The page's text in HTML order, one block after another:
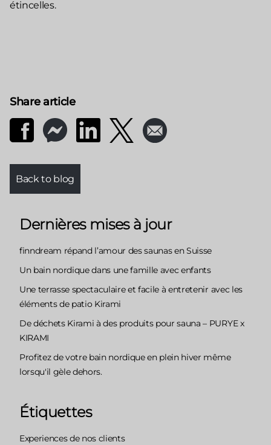
étincelles.
Share article
Back to blog
Dernières mises à jour
finndream répand l’amour des saunas en Suisse
Un bain nordique dans une famille avec enfants
Une terrasse spectaculaire et facile à entretenir avec les
éléments de patio Kirami
De déchets Kirami à des produits pour sauna – PURYE x
KIRAMI
Profitez de votre bain nordique en plein hiver même
lorsqu'il gèle dehors.
Étiquettes
Experiences de nos clients